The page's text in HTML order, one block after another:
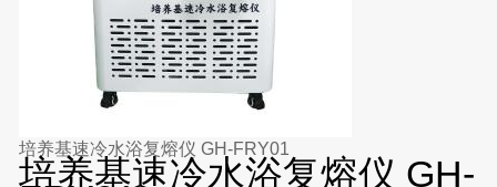
培养基速冷水浴复熔仪 GH-FRY01
培养基速冷水浴复熔仪 GH-